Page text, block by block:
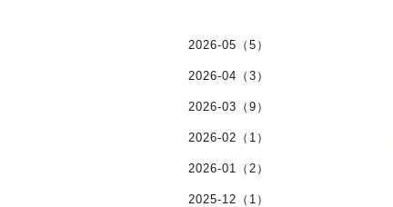
2026-05（5）
2026-04（3）
2026-03（9）
2026-02（1）
2026-01（2）
2025-12（1）